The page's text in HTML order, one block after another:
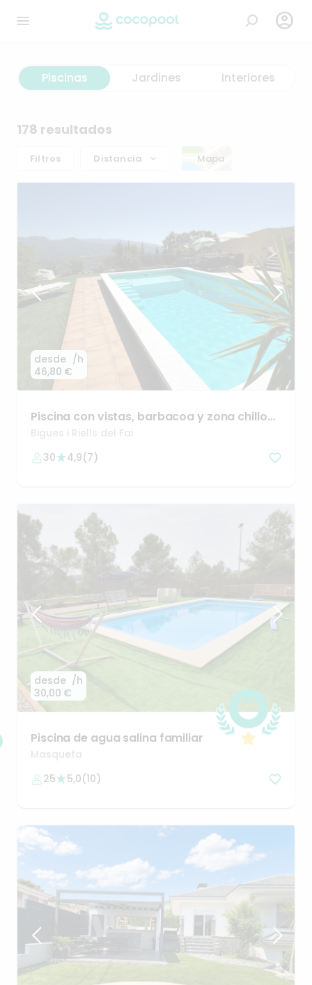

Piscinas Jardines Interiores
178 resultados
Filtros Distancia Mapa
desde
46,80 €
/h
Piscina con vistas​,​ barbacoa y zona chillout
🌴
Bigues i Riells del Fai
30
4,9(7)
desde
30,00 €
/h
Piscina de agua salina familiar
Masquefa
25
5,0(10)